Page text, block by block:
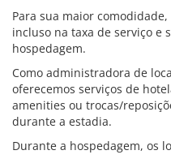
Para sua maior
incluso na taxa de serviço e
hospedagem.
Como administradora de
oferecemos serviços de
amenities ou trocas/
durante a estadia.
Durante a hospedagem, os